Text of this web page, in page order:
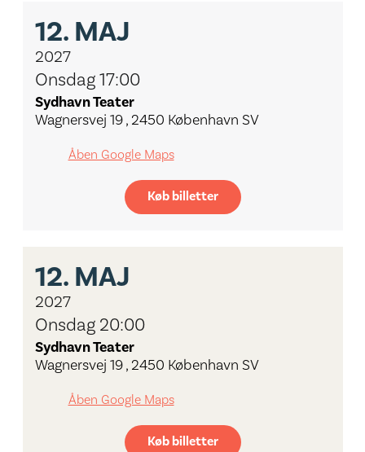
12. MAJ
2027
Onsdag 17:00
Sydhavn Teater
Wagnersvej 19 , 2450 København SV
Åben Google Maps
Køb billetter
12. MAJ
2027
Onsdag 20:00
Sydhavn Teater
Wagnersvej 19 , 2450 København SV
Åben Google Maps
Køb billetter